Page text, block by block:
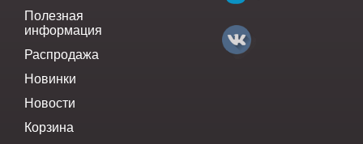
Полезная
информация
Распродажа
Новинки
Новости
Корзина